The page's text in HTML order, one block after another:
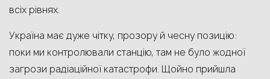
всіх рівнях.
Україна має дуже чітку, прозору й чесну позицію:
поки ми контролювали станцію, там не було жодної
загрози радіаційної катастрофи. Щойно прийшла